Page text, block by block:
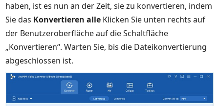
haben, ist es nun an der Zeit, sie zu konvertieren, indem
Sie das Konvertieren alle Klicken Sie unten rechts auf
der Benutzeroberfläche auf die Schaltfläche
„Konvertieren“. Warten Sie, bis die Dateikonvertierung
abgeschlossen ist.